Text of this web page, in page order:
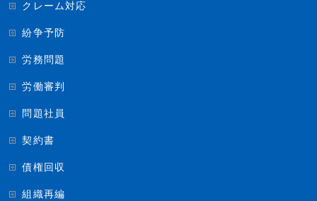
クレーム対応
紛争予防
労務問題
労働審判
問題社員
契約書
債権回収
組織再編